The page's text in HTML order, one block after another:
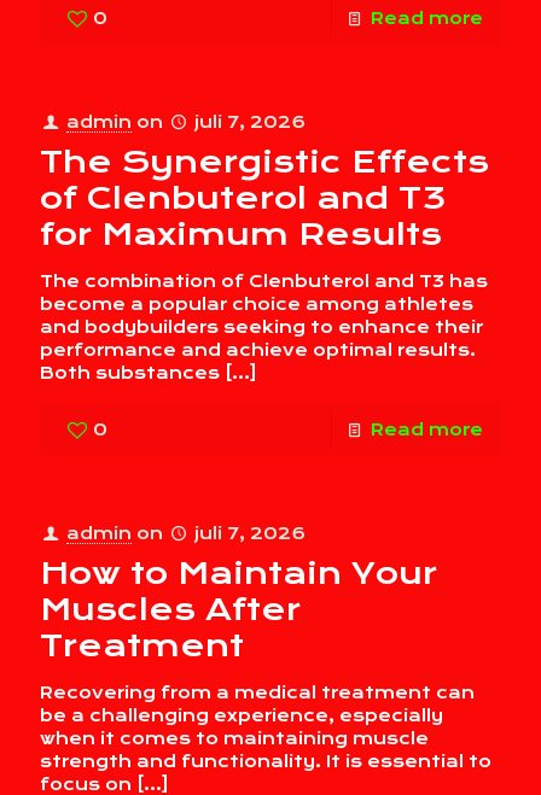
0 Read more
admin on juli 7, 2026
The Synergistic Effects
of Clenbuterol and T3
for Maximum Results
The combination of Clenbuterol and T3 has
become a popular choice among athletes
and bodybuilders seeking to enhance their
performance and achieve optimal results.
Both substances […]
0 Read more
admin on juli 7, 2026
How to Maintain Your
Muscles After
Treatment
Recovering from a medical treatment can
be a challenging experience, especially
when it comes to maintaining muscle
strength and functionality. It is essential to
focus on […]